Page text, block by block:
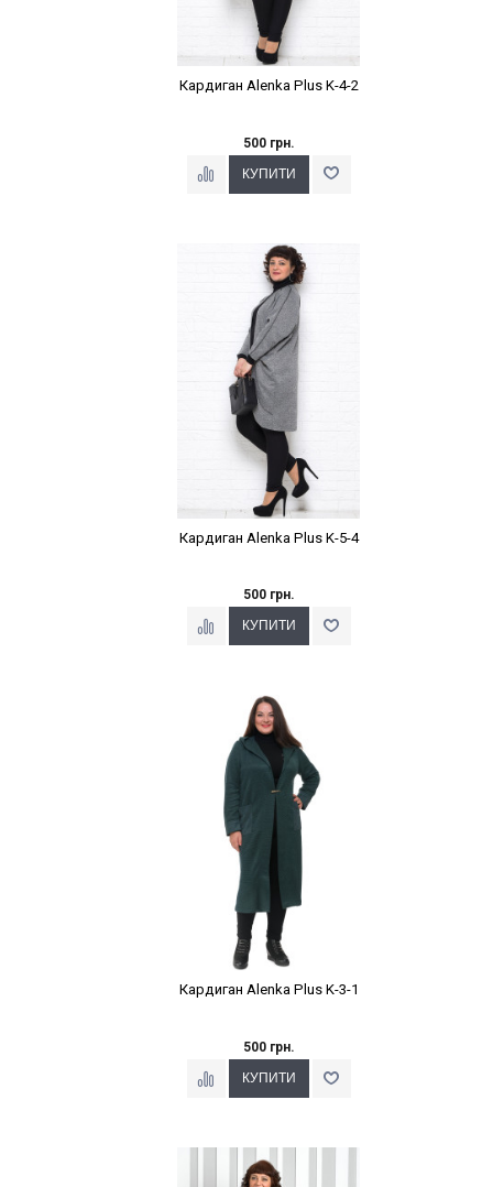
Кардиган Alenka Plus K-4-2
500 грн.
Наклейки Варіант з %
Кардиган Alenka Plus K-5-4
500 грн.
Наклейки Варіант з %
Кардиган Alenka Plus K-3-1
500 грн.